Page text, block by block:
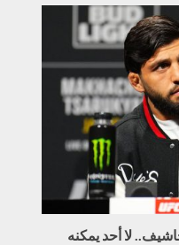
لا أحد يمكنه